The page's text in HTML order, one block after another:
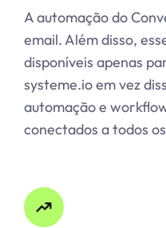
A automação do
email. Além disso,
disponíveis apenas
systeme.io em vez
automação e
conectados a todos